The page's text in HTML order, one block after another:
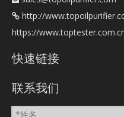
 http://
https://
快速链接
联系我们